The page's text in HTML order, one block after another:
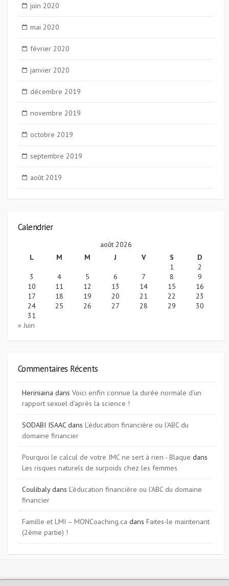
juin 2020
mai 2020
février 2020
janvier 2020
décembre 2019
novembre 2019
octobre 2019
septembre 2019
août 2019
Calendrier
août 2026
L
M M J V S
D
1
2
3
4 5 6 7 8
9
10
11 12 13 14 15
16
17
18 19 20 21 22
23
24
25 26 27 28 29
30
31
« Juin
Commentaires Récents
Heriniaina dans Voici enfin connue la durée normale d’un
rapport sexuel d’après la science !
SODABI ISAACdans L’éducation financière ou l’ABC du
domaine financier
Pourquoi le calcul de votre IMC ne sert à rien - Blaque dans
Les risques naturels de surpoids chez les femmes
Coulibalydans L’éducation financière ou l’ABC du domaine
financier
Famille et LMI – MONCoaching.ca dans Faites-le maintenant
(2ème partie) !